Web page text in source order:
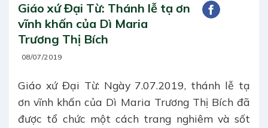
Giáo xứ Đại Từ: Thánh lễ tạ ơn
vĩnh khấn của Dì Maria
Trương Thị Bích
08/07/2019
Giáo xứ Đại Từ: Ngày 7.07.2019, thánh lễ tạ
ơn vĩnh khấn của Dì Maria Trương Thị Bích đã
được tổ chức một cách trang nghiêm và sốt